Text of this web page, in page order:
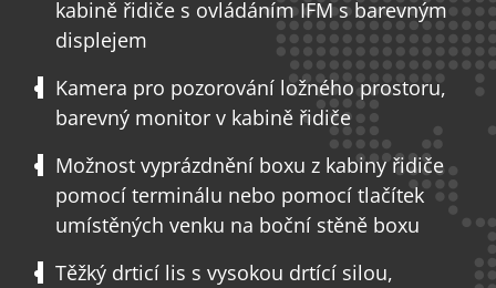
kabině řidiče s ovládáním IFM s barevným
displejem
Kamera pro pozorování ložného prostoru,
barevný monitor v kabině řidiče
Možnost vyprázdnění boxu z kabiny řidiče
pomocí terminálu nebo pomocí tlačítek
umístěných venku na boční stěně boxu
Těžký drticí lis s vysokou drtící silou,